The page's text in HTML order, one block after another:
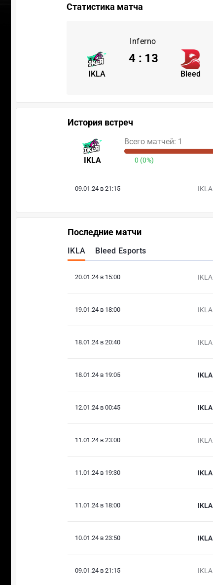
Статистика матча
Inferno
IKLA Bleed
4 : 13
История встреч
IKLA
Всего матчей: 1
0 (0%)
09.01.24 в 21:15 IKLA
Последние матчи
IKLA Bleed Esports
20.01.24 в 15:00 IKLA
19.01.24 в 18:00 IKLA
18.01.24 в 20:40 IKLA
18.01.24 в 19:05 IKLA
12.01.24 в 00:45 IKLA
11.01.24 в 23:00 IKLA
11.01.24 в 19:30 IKLA
11.01.24 в 18:00 IKLA
10.01.24 в 23:50 IKLA
09.01.24 в 21:15 IKLA